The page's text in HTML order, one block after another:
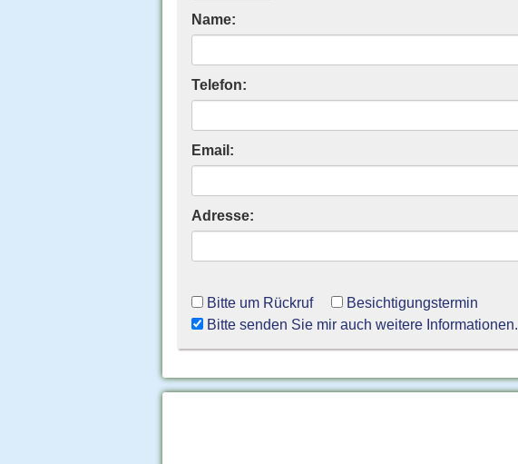
Name:
Telefon:
Email:
Adresse:
Bitte um Rückruf
Besichtigungstermin
Bitte senden Sie mir auch weitere Informationen.